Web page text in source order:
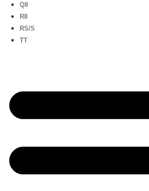
Q8
R8
RS/S
TT